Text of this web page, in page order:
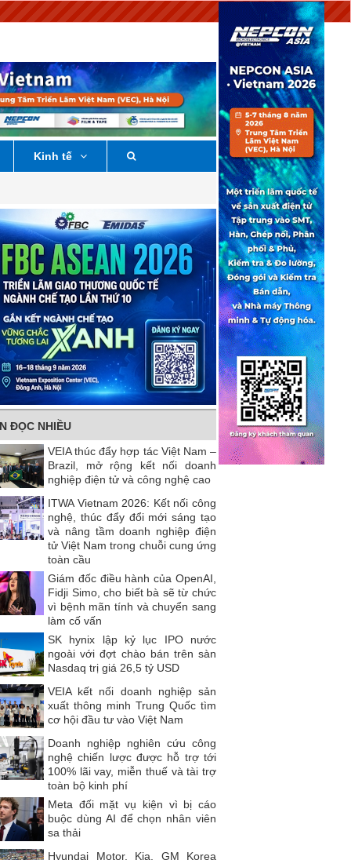
Kinh tế
ĐỌC NHIỀU
VEIA thúc đẩy hợp tác Việt Nam –
Brazil, mở rộng kết nối doanh
nghiệp điện tử và công nghệ cao
ITWA Vietnam 2026: Kết nối công
nghệ, thúc đẩy đổi mới sáng tạo
và nâng tầm doanh nghiệp điện
tử Việt Nam trong chuỗi cung ứng
toàn cầu
Giám đốc điều hành của OpenAI,
Fidji Simo, cho biết bà sẽ từ chức
vì bệnh mãn tính và chuyển sang
làm cố vấn
SK hynix lập kỷ lục IPO nước
ngoài với đợt chào bán trên sàn
Nasdaq trị giá 26,5 tỷ USD
VEIA kết nối doanh nghiệp sản
xuất thông minh Trung Quốc tìm
cơ hội đầu tư vào Việt Nam
Doanh nghiệp nghiên cứu công
nghệ chiến lược được hỗ trợ tới
100% lãi vay, miễn thuế và tài trợ
toàn bộ kinh phí
Meta đối mặt vụ kiện vì bị cáo
buộc dùng AI để chọn nhân viên
sa thải
Hyundai Motor, Kia, GM Korea